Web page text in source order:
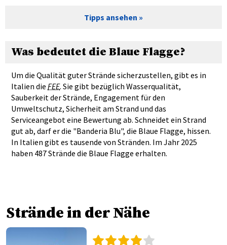
Tipps ansehen
Was bedeutet die Blaue Flagge?
Um die Qualität guter Strände sicherzustellen, gibt es in
Italien die FEE. Sie gibt bezüglich Wasserqualität,
Sauberkeit der Strände, Engagement für den
Umweltschutz, Sicherheit am Strand und das
Serviceangebot eine Bewertung ab. Schneidet ein Strand
gut ab, darf er die "Banderia Blu", die Blaue Flagge, hissen.
In Italien gibt es tausende von Stränden. Im Jahr 2025
haben 487 Strände die Blaue Flagge erhalten.
Strände in der Nähe